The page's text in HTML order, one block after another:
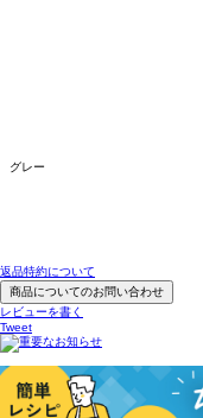
グレー
返品特約について
商品についてのお問い合わせ
レビューを書く
Tweet